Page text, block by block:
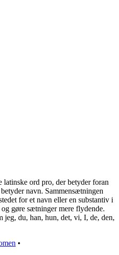
latinske ord pro, der betyder foran
navn. Sammensætningen
for et navn eller en substantiv i
gøre sætninger mere flydende.
jeg, du, han, hun, det, vi, I, de, den,
•